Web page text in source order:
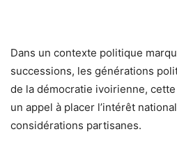
Dans un contexte politique
successions, les générations
de la démocratie ivoirienne,
un appel à placer l’intérêt
considérations partisanes.